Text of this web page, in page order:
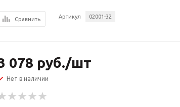
Сравнить Артикул 02001-32
078 руб./шт
Нет в наличии